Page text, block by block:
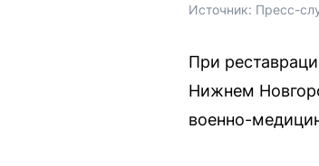
Источник: Пресс-
При
Нижнем
военно-